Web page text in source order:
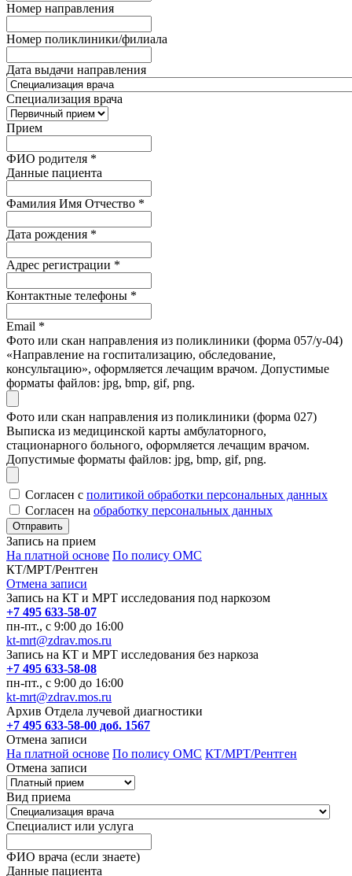
Номер направления
Номер поликлиники/филиала
Дата выдачи направления
Специализация врача
Прием
ФИО родителя *
Данные пациента
Фамилия Имя Отчество *
Дата рождения *
Адрес регистрации *
Контактные телефоны *
Email *
Фото или скан направления из поликлиники (форма 057/у-04)
«Направление на госпитализацию, обследование,
консультацию», оформляется лечащим врачом. Допустимые
форматы файлов: jpg, bmp, gif, png.
Фото или скан направления из поликлиники (форма 027)
Выписка из медицинской карты амбулаторного,
стационарного больного, оформляется лечащим врачом.
Допустимые форматы файлов: jpg, bmp, gif, png.
Согласен с политикой обработки персональных данных
Согласен на обработку персональных данных
Запись на прием
На платной основе По полису ОМС
КТ/МРТ/Рентген
Отмена записи
Запись на КТ и МРТ исследования под наркозом
+7 495 633-58-07
пн-пт., с 9:00 до 16:00
kt-mrt@zdrav.mos.ru
Запись на КТ и МРТ исследования без наркоза
+7 495 633-58-08
пн-пт., с 9:00 до 16:00
kt-mrt@zdrav.mos.ru
Архив Отдела лучевой диагностики
+7 495 633-58-00 доб. 1567
Отмена записи
На платной основе По полису ОМС КТ/МРТ/Рентген
Отмена записи
Вид приема
Специалист или услуга
ФИО врача (если знаете)
Данные пациента